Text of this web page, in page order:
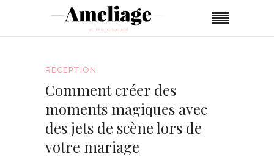
RÉCEPTION
Comment créer des
moments magiques avec
des jets de scène lors de
votre mariage